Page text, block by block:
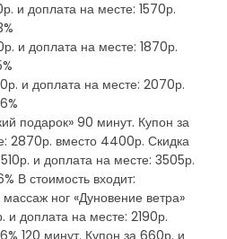
и доплата на месте: 1570р.
и доплата на месте: 1870р.
и доплата на месте: 2070р.
подарок» 90 минут. Купон за
2870р. вместо 4400р. Скидка
и доплата на месте: 3505р.
В стоимость входит:
ног «Дуновение ветра»
доплата на месте: 2190р.
120 минут. Купон за 660р. и